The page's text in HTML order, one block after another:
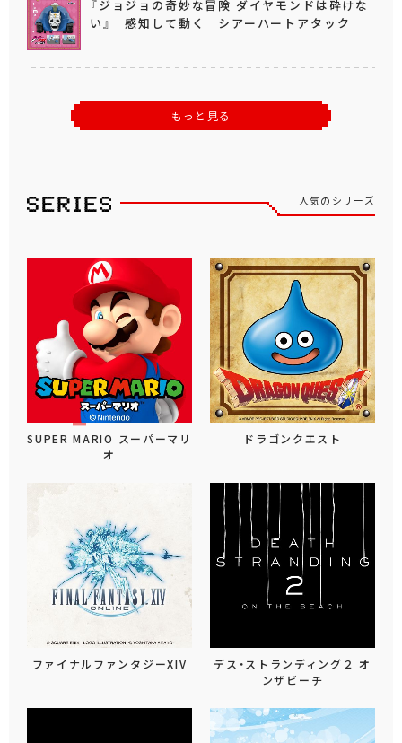
『ジョジョの奇妙な冒険 ダイヤモンドは砕けな
い』 感知して動く シアーハートアタック
もっと見る
人気のシリーズ
SUPER MARIO スーパーマリ
オ
ドラゴンクエスト
ファイナルファンタジーXIV
デス・ストランディング２ オ
ンザビーチ